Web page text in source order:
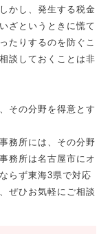
かし、発生する税金
ざというときに慌て
たりするのを防ぐこ
談しておくことは非
その分野を得意とす
務所には、その分野
務所は名古屋市にオ
らず東海3県で対応
ぜひお気軽にご相談